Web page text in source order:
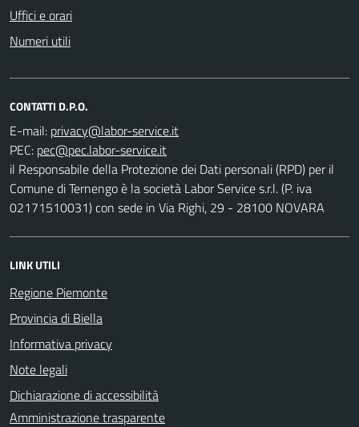
Uffici e orari
Numeri utili
CONTATTI D.P.O.
E-mail:
PEC:
il Responsabile della Protezione dei Dati personali (RPD) per il
Comune di Ternengo è la società Labor Service s.r.l. (P. iva
02171510031) con sede in Via Righi, 29 - 28100 NOVARA
LINK UTILI
Regione Piemonte
Provincia di Biella
Informativa privacy
Note legali
Dichiarazione di accessibilità
Amministrazione trasparente